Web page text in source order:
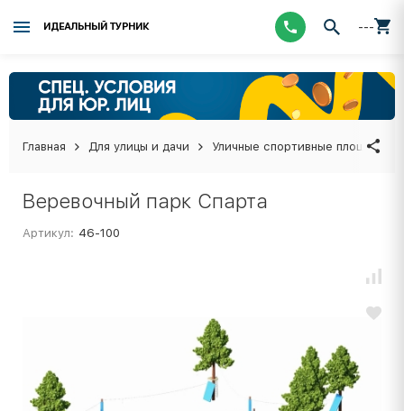
ИДЕАЛЬНЫЙ ТУРНИК ---
Главная Для улицы и дачи Уличные спортивные площадки
Веревочный парк Спарта
Артикул: 46-100